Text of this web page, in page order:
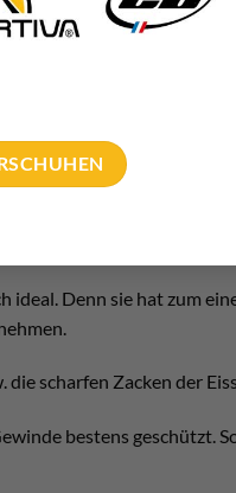
trocken zu lagern.
als trockenes. Und hier
und halten im Schnitt
Die Schrauben
Denn sie hat zum
scharfen Zacken der
bestens geschützt.